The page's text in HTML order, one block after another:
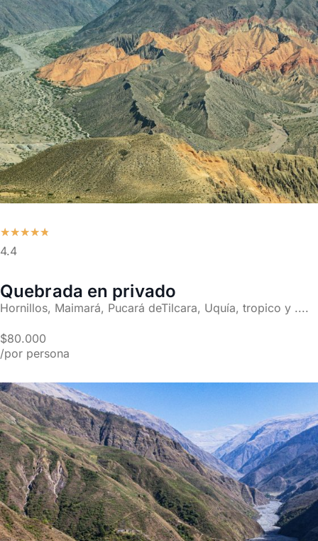
★★★★★
4.4
Quebrada en privado
Hornillos, Maimará, Pucará deTilcara, Uquía, tropico y ....
$80.000
/por persona